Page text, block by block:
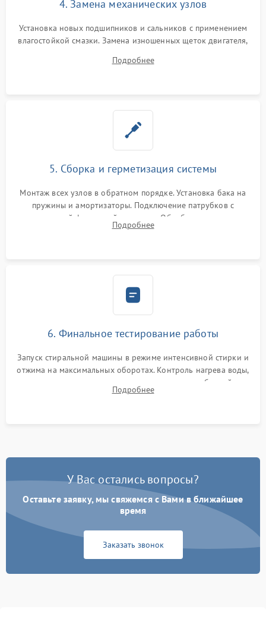
4. Замена механических узлов
Установка новых подшипников и сальников с применением
влагостойкой смазки. Замена изношенных щеток двигателя,
или поврежденной резиновой манжеты.
Подробнее
5. Сборка и герметизация системы
Монтаж всех узлов в обратном порядке. Установка бака на
пружины и амортизаторы. Подключение патрубков с
надежной фиксацией хомутами. Обработка стыков
герметиком для предотвращения возможных протечек воды.
Подробнее
6. Финальное тестирование работы
Запуск стиральной машины в режиме интенсивной стирки и
отжима на максимальных оборотах. Контроль нагрева воды,
корректности слива, отсутствия излишних вибраций,
посторонних стуков и протечек под корпусом.
Подробнее
У Вас остались вопросы?
Оставьте заявку, мы свяжемся с Вами в ближайшее
время
Заказать звонок